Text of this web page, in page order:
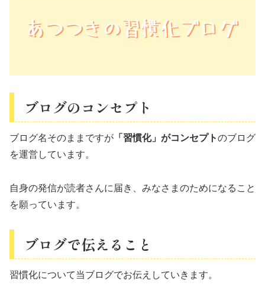
ブログのコンセプト
ブログ名そのままですが 「習慣化」がコンセプトのブログ
を運営しています。
自身の発信が読者さんに届き、みなさまのためになること
を願っています。
ブログで伝えること
習慣化について当ブログでお伝えしていきます。